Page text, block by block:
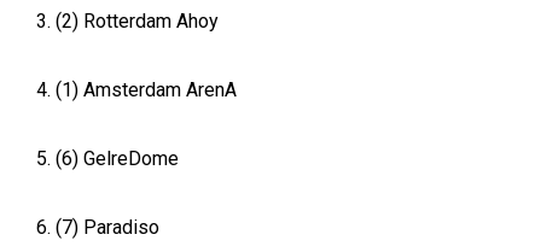
3. (2) Rotterdam Ahoy
4. (1) Amsterdam ArenA
5. (6) GelreDome
6. (7) Paradiso